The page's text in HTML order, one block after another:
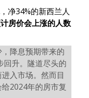
净34%的新西兰人
房价会上涨的人数
降息预期带来的
回升。隧道尽头的
入市场。然而目
2024年的房市复